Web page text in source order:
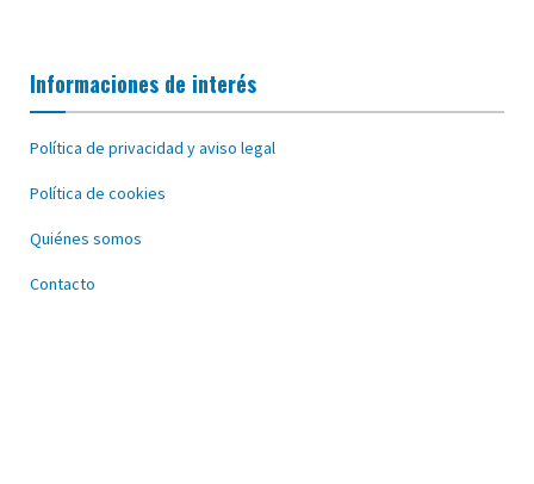
Informaciones de interés
Política de privacidad y aviso legal
Política de cookies
Quiénes somos
Contacto